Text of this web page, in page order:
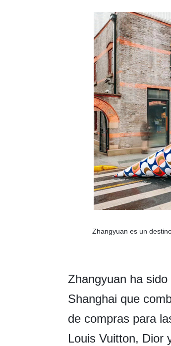
Zhangyuan es un
Zhangyuan ha
Shanghai que
de compras para
Louis Vuitton, Dior